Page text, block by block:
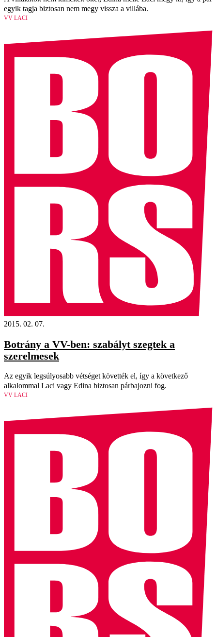
egyik tagja biztosan nem megy vissza a villába.
VV LACI
2015. 02. 07.
Botrány a VV-ben: szabályt szegtek a
szerelmesek
Az egyik legsúlyosabb vétséget követték el, így a következő
alkalommal Laci vagy Edina biztosan párbajozni fog.
VV LACI